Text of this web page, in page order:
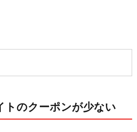
トのクーポンが少ない